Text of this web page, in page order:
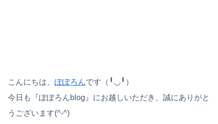
こんにちは、 ぽぽろんです（╹◡╹）
今日も『ぽぽろんblog』にお越しいただき、誠にありがと
うございます(^-^)